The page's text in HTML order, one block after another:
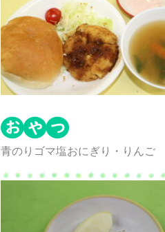
青のりゴマ塩おにぎり・りんご